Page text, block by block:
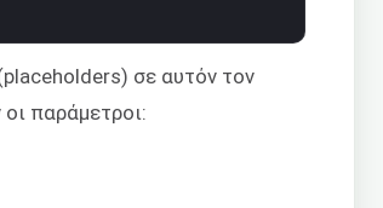
σε αυτόν τον
παράμετροι: